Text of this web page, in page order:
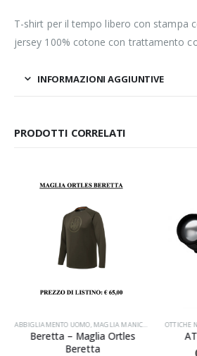
T-shirt per il tempo libero con stampa
jersey 100% cotone con trattamento
INFORMAZIONI AGGIUNTIVE
PRODOTTI CORRELATI
ABBIGLIAMENTO UOMO,MAGLIA MANICHE LUNGHE ,
Beretta – Maglia Ortles
Beretta
OTTICHE
AVVISIAMO LA